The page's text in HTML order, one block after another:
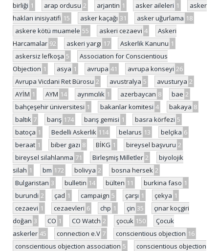
birliği 1 arap ordusu 2 arjantin 1 asker aileleri 1
asker
hakları inisiyatifi 15 asker kaçağı 31 asker uğurlama 18
askere kötü muamele 55 askeri cezaevi 4
Askeri
Harcamalar 92 askeri yargı 17 Askerlik Kanunu 1
askersiz lefkoşa 5
Association for Conscientious
Objection 1 asya 1 avrupa 41 avrupa konseyi 26
Avrupa Vicdani Ret Bürosu 2 avustralya 5 avusturya 2
AYİM 1 AYM 14 ayrımcılık 1 azerbaycan 8 bae 2
bahçeşehir üniversitesi 1 bakanlar komitesi 4 bakaya 8
baltık 7 barış 174 barış gemisi 1 basra körfezi 5
batoça 1 Bedelli Askerlik 114 belarus 13 belçika 6
beraat 1 biber gazı 8 BİKG 1 bireysel başvuru 2
bireysel silahlanma 71 Birleşmiş Milletler 2
biyolojik
silah 1 bm 172 bolivya 2 bosna hersek 2
Bulgaristan 3 bulletin 14 bülten 11 burkina faso 1
burundi 2 çad 1 campaign 5 çarşı 1 çekya 1
cezaevi 1 cezaevleri 6 chp 1 çin 35
çınar koçgiri
doğan 3 CO 1 CO Watch 2 çocuk 150
Çocuk
askerler 45 connection e.V 7 conscientious objection 16
conscientious objection association 5
conscientious objection